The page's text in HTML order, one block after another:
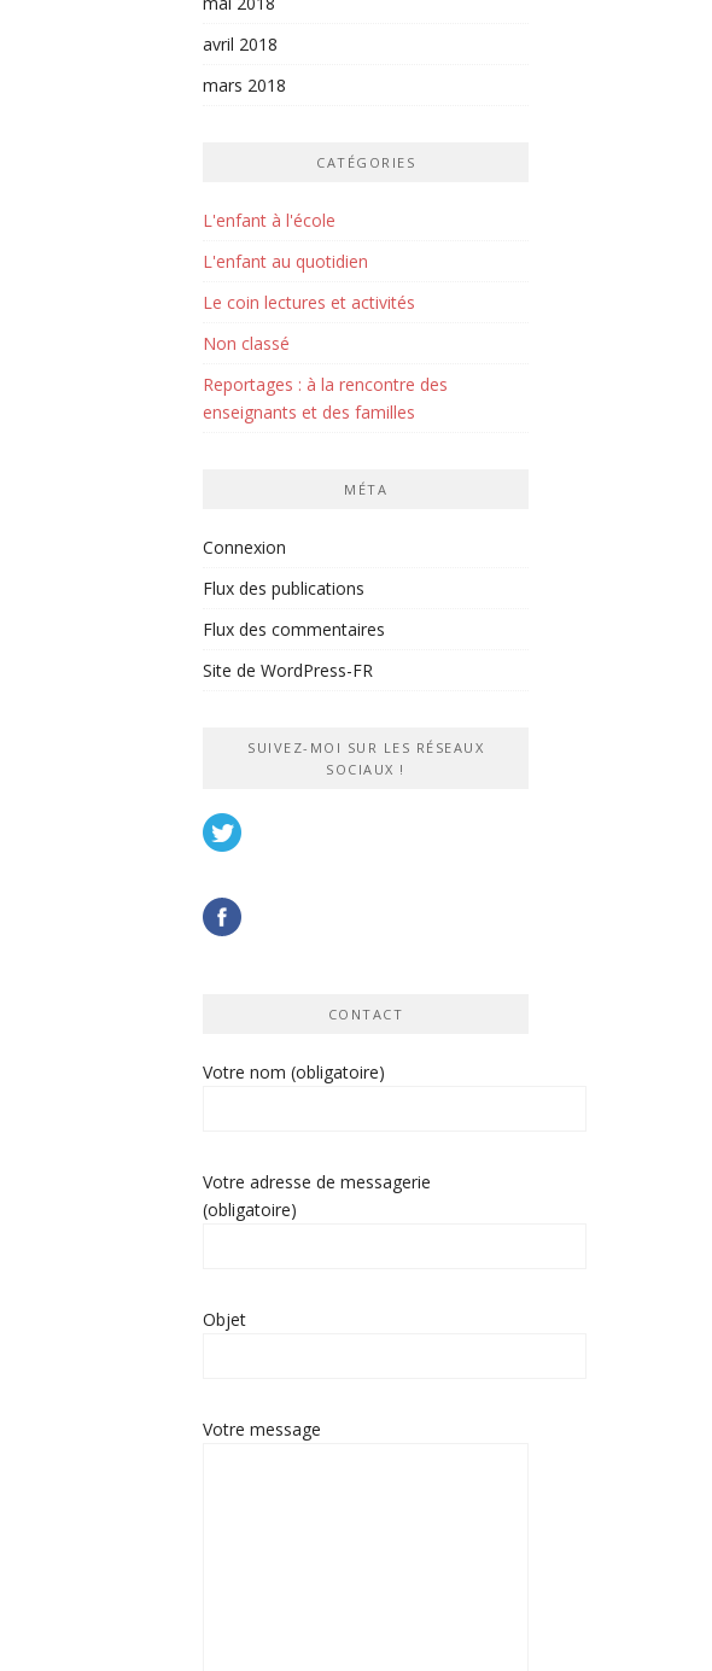
avril 2018
mars 2018
CATÉGORIES
L'enfant à l'école
L'enfant au quotidien
Le coin lectures et activités
Non classé
Reportages : à la rencontre des
enseignants et des familles
MÉTA
Connexion
Flux des publications
Flux des commentaires
Site de WordPress-FR
SUIVEZ-MOI SUR LES RÉSEAUX
SOCIAUX !
CONTACT
Votre nom (obligatoire)
Votre adresse de messagerie
(obligatoire)
Objet
Votre message